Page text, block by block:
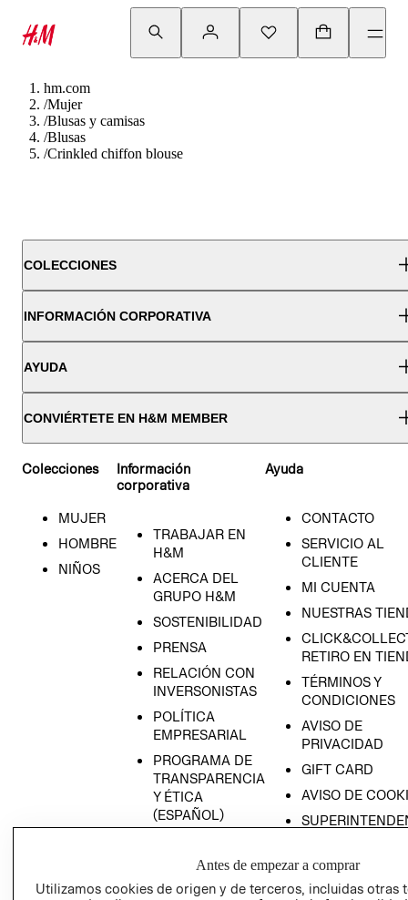
hm.com
/Mujer
/Blusas y camisas
/Blusas
/Crinkled chiffon blouse
COLECCIONES
INFORMACIÓN CORPORATIVA
AYUDA
CONVIÉRTETE EN H&M MEMBER
Colecciones
MUJER
HOMBRE
NIÑOS
Información
corporativa
TRABAJAR EN
H&M
ACERCA DEL
GRUPO H&M
SOSTENIBILIDAD
PRENSA
RELACIÓN CON
INVERSONISTAS
POLÍTICA
EMPRESARIAL
PROGRAMA DE
TRANSPARENCIA
Y ÉTICA
(ESPAÑOL)
TRANSPARENCIA
Ayuda
CONTACTO
SERVICIO AL
CLIENTE
MI CUENTA
NUESTRAS
RETIRO EN
TÉRMINOS Y
CONDICIONES
AVISO DE
PRIVACIDAD
GIFT CARD
AVISO DE
PETICIONES
Antes de empezar a comprar
Utilizamos cookies de origen y de terceros, incluidas otras